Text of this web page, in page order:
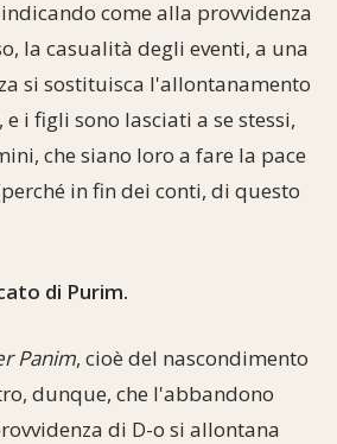
come alla provvidenza
la casualità degli eventi, a una
si sostituisca l'allontanamento
i figli sono lasciati a se stessi,
che siano loro a fare la pace
in fin dei conti, di questo
di Purim.
Panim, cioè del nascondimento
dunque, che l'abbandono
di D-o si allontana